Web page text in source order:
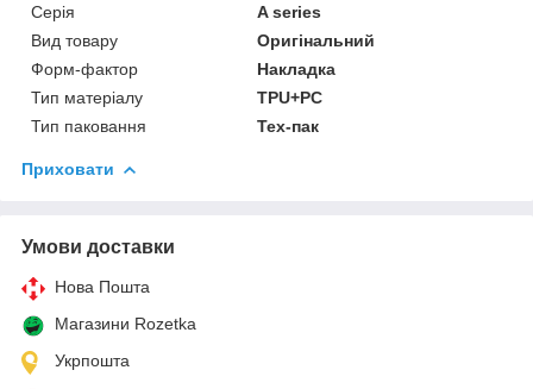
Серія
A series
Вид товару
Оригінальний
Форм-фактор
Накладка
Тип матеріалу
TPU+PC
Тип паковання
Тех-пак
Приховати
Умови доставки
Нова Пошта
Магазини Rozetka
Укрпошта